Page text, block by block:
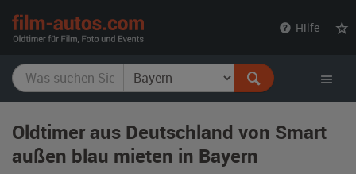
Hilfe
Oldtimer aus Deutschland von Smart
außen blau mieten in Bayern